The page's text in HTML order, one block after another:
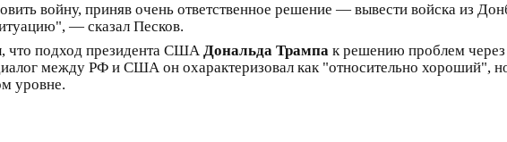
войну, приняв очень ответственное решение — вывести войска из
— сказал Песков.
что подход президента США Дональда Трампа к решению проблем через
между РФ и США он охарактеризовал как "относительно хороший",
уровне.